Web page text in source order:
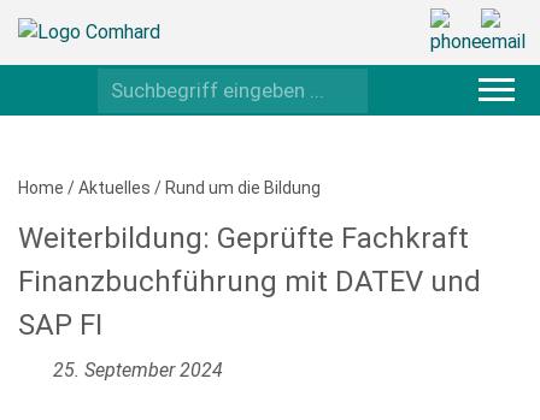
Home /Aktuelles / Rund um die Bildung
Weiterbildung: Geprüfte Fachkraft
Finanzbuchführung mit DATEV und
SAP FI
25. September 2024